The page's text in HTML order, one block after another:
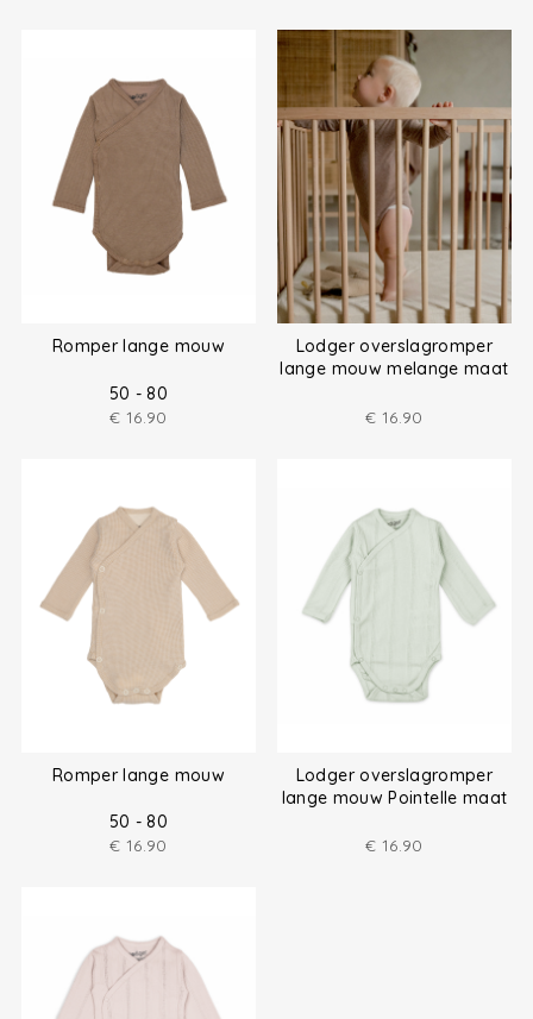
Romper lange mouw
50 - 80
€ 16.90
Lodger overslagromper
lange mouw melange maat
€ 16.90
Romper lange mouw
50 - 80
€ 16.90
Lodger overslagromper
lange mouw Pointelle maat
€ 16.90